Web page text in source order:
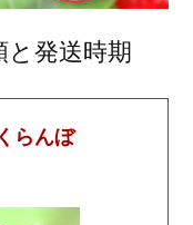
と発送時期
らんぼ